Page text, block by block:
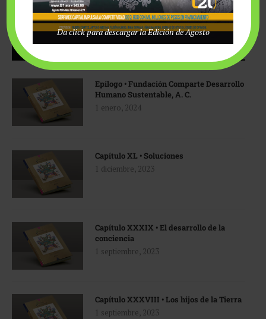
LIBRO ECOLOGÍA Y ESPIRITUALIDAD
Epílogo • Fundación Comparte Desarrollo
Humano Sustentable, A. C.
1 enero, 2024
Capítulo XL • Soluciones
1 diciembre, 2023
Capítulo XXXIX • El desarrollo de la
conciencia
1 septiembre, 2023
Capítulo XXXVIII • Los hijos de la Tierra
1 septiembre, 2023
Da click para descargar la Edición de Agosto